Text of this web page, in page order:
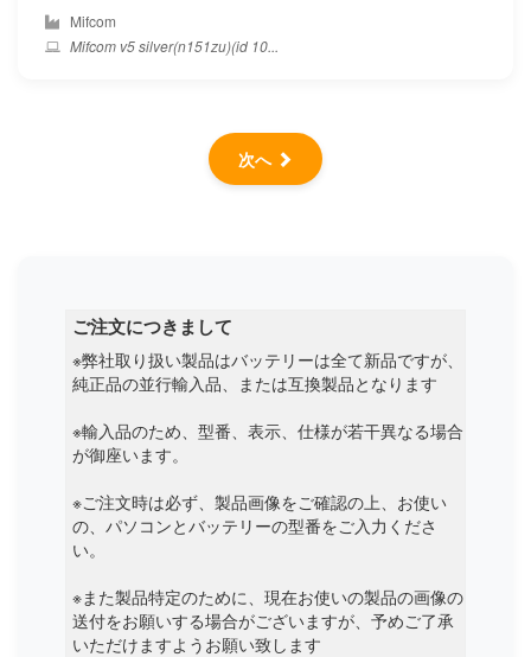
Mifcom
Mifcom v5 silver(n151zu)(id 10...
次へ
ご注文につきまして
※弊社取り扱い製品はバッテリーは全て新品ですが、
純正品の並行輸入品、または互換製品となります
※輸入品のため、型番、表示、仕様が若干異なる場合
が御座います。
※ご注文時は必ず、製品画像をご確認の上、お使い
の、パソコンとバッテリーの型番をご入力くださ
い。
※また製品特定のために、現在お使いの製品の画像の
送付をお願いする場合がございますが、予めご了承
いただけますようお願い致します